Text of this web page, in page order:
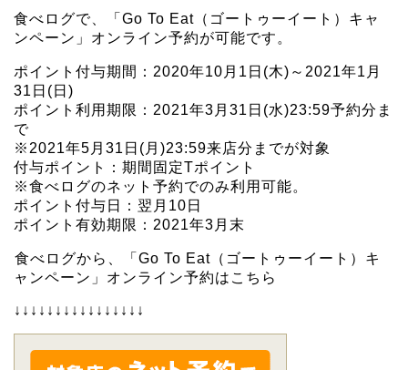
食べログで、「Go To Eat（ゴートゥーイート）キャ
ンペーン」オンライン予約が可能です。
ポイント付与期間：2020年10月1日(木)～2021年1月
31日(日)
ポイント利用期限：2021年3月31日(水)23:59予約分ま
で
※2021年5月31日(月)23:59来店分までが対象
付与ポイント：期間固定Tポイント
※食べログのネット予約でのみ利用可能。
ポイント付与日：翌月10日
ポイント有効期限：2021年3月末
食べログから、「Go To Eat（ゴートゥーイート）キ
ャンペーン」オンライン予約はこちら
↓↓↓↓↓↓↓↓↓↓↓↓↓↓↓↓